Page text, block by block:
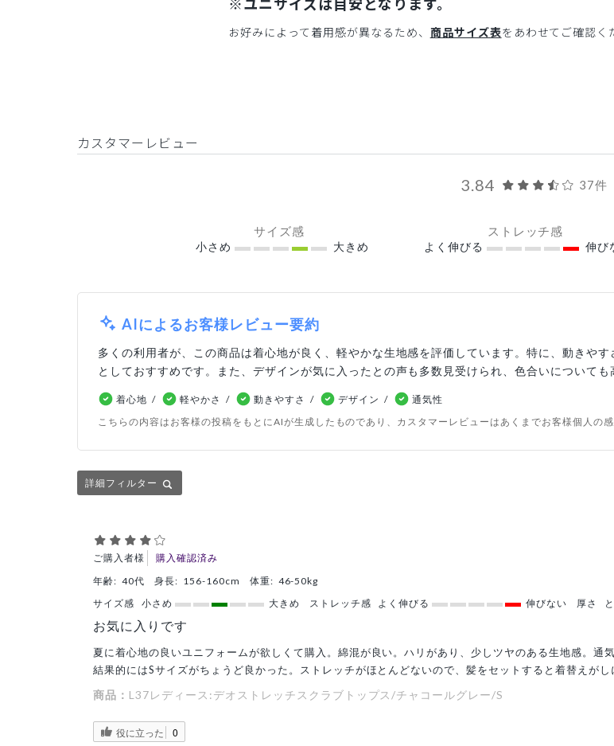
お好みによって着用感が異なるため、 商品サイズ表をあわせてご確認く
カスタマーレビュー
3.84 37件
サイズ感
小さめ 大きめ
ストレッチ感
よく伸びる 伸び
AIによるお客様レビュー要約
多くの利用者が、この商品は着心地が良く、軽やかな生地感を評価しています。特に、動きや
としておすすめです。また、デザインが気に入ったとの声も多数見受けられ、色合いについても
着心地 軽やかさ 動きやすさ デザイン
通気性
こちらの内容はお客様の投稿をもとにAIが生成したものであり、カスタマーレビューはあくまでお客様個人の
詳細フィルター
ご購入者様 購入確認済み
年齢: 40代 身長: 156-160cm 体重: 46-50kg
サイズ感
小さめ 大きめ ストレッチ感 よく伸びる 伸びない 厚さ
お気に入りです
夏に着心地の良いユニフォームが欲しくて購入。綿混が良い。ハリがあり、少しツヤのある生地感。通
結果的にはSサイズがちょうど良かった。ストレッチがほとんどないので、髪をセットすると着替えがし
商品： L37レディース:デオストレッチスクラブトップス/チャコールグレー/S
役に立った 0